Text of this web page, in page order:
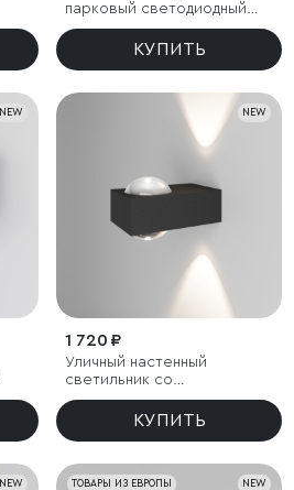
парковый светодиодный
Fjord
КУПИТЬ
NEW NEW
1 720 ₽
Уличный настенный
светильник со
светодиодами Lenses
КУПИТЬ
NEW NEW
ТОВАРЫ ИЗ ЕВРОПЫ